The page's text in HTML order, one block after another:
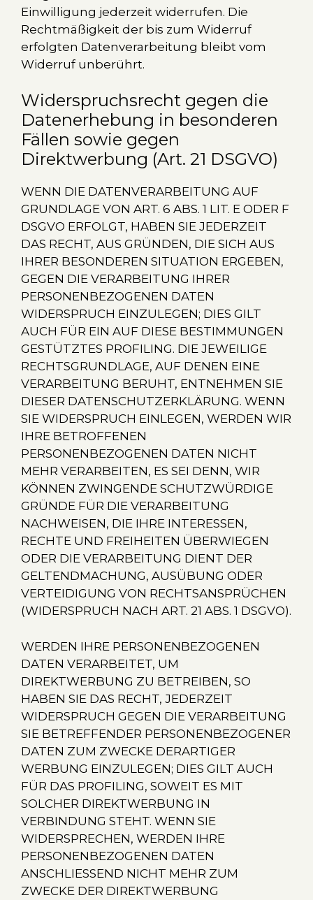
Einwilligung jederzeit widerrufen. Die
Rechtmäßigkeit der bis zum Widerruf
erfolgten Datenverarbeitung bleibt vom
Widerruf unberührt.
Widerspruchsrecht gegen die
Datenerhebung in besonderen
Fällen sowie gegen
Direktwerbung (Art. 21 DSGVO)
WENN DIE DATENVERARBEITUNG AUF
GRUNDLAGE VON ART. 6 ABS. 1 LIT. E ODER F
DSGVO ERFOLGT, HABEN SIE JEDERZEIT
DAS RECHT, AUS GRÜNDEN, DIE SICH AUS
IHRER BESONDEREN SITUATION ERGEBEN,
GEGEN DIE VERARBEITUNG IHRER
PERSONENBEZOGENEN DATEN
WIDERSPRUCH EINZULEGEN; DIES GILT
AUCH FÜR EIN AUF DIESE BESTIMMUNGEN
GESTÜTZTES PROFILING. DIE JEWEILIGE
RECHTSGRUNDLAGE, AUF DENEN EINE
VERARBEITUNG BERUHT, ENTNEHMEN SIE
DIESER DATENSCHUTZERKLÄRUNG. WENN
SIE WIDERSPRUCH EINLEGEN, WERDEN WIR
IHRE BETROFFENEN
PERSONENBEZOGENEN DATEN NICHT
MEHR VERARBEITEN, ES SEI DENN, WIR
KÖNNEN ZWINGENDE SCHUTZWÜRDIGE
GRÜNDE FÜR DIE VERARBEITUNG
NACHWEISEN, DIE IHRE INTERESSEN,
RECHTE UND FREIHEITEN ÜBERWIEGEN
ODER DIE VERARBEITUNG DIENT DER
GELTENDMACHUNG, AUSÜBUNG ODER
VERTEIDIGUNG VON RECHTSANSPRÜCHEN
(WIDERSPRUCH NACH ART. 21 ABS. 1 DSGVO).
WERDEN IHRE PERSONENBEZOGENEN
DATEN VERARBEITET, UM
DIREKTWERBUNG ZU BETREIBEN, SO
HABEN SIE DAS RECHT, JEDERZEIT
WIDERSPRUCH GEGEN DIE VERARBEITUNG
SIE BETREFFENDER PERSONENBEZOGENER
DATEN ZUM ZWECKE DERARTIGER
WERBUNG EINZULEGEN; DIES GILT AUCH
FÜR DAS PROFILING, SOWEIT ES MIT
SOLCHER DIREKTWERBUNG IN
VERBINDUNG STEHT. WENN SIE
WIDERSPRECHEN, WERDEN IHRE
PERSONENBEZOGENEN DATEN
ANSCHLIESSEND NICHT MEHR ZUM
ZWECKE DER DIREKTWERBUNG